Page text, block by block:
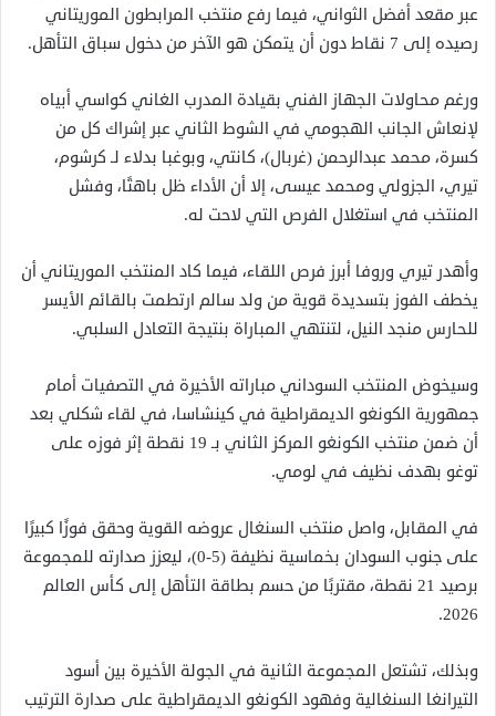
عبر مقعد أفضل الثواني، فيما رفع منتخب المرابطون الموريتاني
رصيده إلى 7 نقاط دون أن يتمكن هو الآخر من دخول سباق التأهل.
ورغم محاولات الجهاز الفني بقيادة المدرب الغاني كواسي أبياه
لإنعاش الجانب الهجومي في الشوط الثاني عبر إشراك كل من
كسرة، محمد عبدالرحمن (غربال)، كانتي، وبوغبا بدلاء لـ كرشوم،
تيري، الجزولي ومحمد عيسى، إلا أن الأداء ظل باهتًا، وفشل
المنتخب في استغلال الفرص التي لاحت له.
وأهدر تيري وروفا أبرز فرص اللقاء، فيما كاد المنتخب الموريتاني أن
يخطف الفوز بتسديدة قوية من ولد سالم ارتطمت بالقائم الأيسر
للحارس منجد النيل، لتنتهي المباراة بنتيجة التعادل السلبي.
وسيخوض المنتخب السوداني مباراته الأخيرة في التصفيات أمام
جمهورية الكونغو الديمقراطية في كينشاسا، في لقاء شكلي بعد
أن ضمن منتخب الكونغو المركز الثاني بـ 19 نقطة إثر فوزه على
توغو بهدف نظيف في لومي.
في المقابل، واصل منتخب السنغال عروضه القوية وحقق فوزًا كبيرًا
على جنوب السودان بخماسية نظيفة (5-0)، ليعزز صدارته للمجموعة
برصيد 21 نقطة، مقتربًا من حسم بطاقة التأهل إلى كأس العالم
2026.
وبذلك، تشتعل المجموعة الثانية في الجولة الأخيرة بين أسود
التيرانغا السنغالية وفهود الكونغو الديمقراطية على صدارة الترتيب